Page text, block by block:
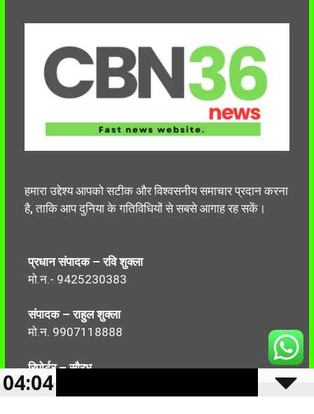
हमारा उद्देश्य आपको सटीक और विश्वसनीय समाचार प्रदान करना
है, ताकि आप दुनिया के गतिविधियों से सबसे आगाह रह सकें।
प्रधान संपादक – रवि शुक्ला
मो.न.- 9425230383
संपादक – राहुल शुक्ला
मो.न. 9907118888
रिपोर्टर – सौरभ
मो.न.-7499999906
04:04